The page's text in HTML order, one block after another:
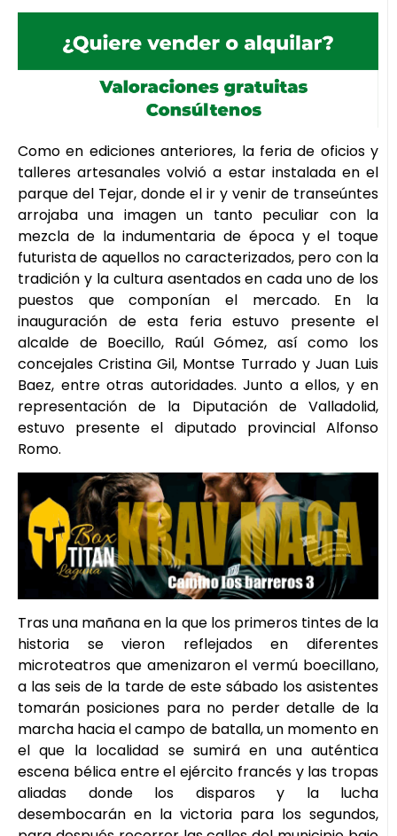
Como en ediciones anteriores, la feria de oficios y
talleres artesanales volvió a estar instalada en el
parque del Tejar, donde el ir y venir de transeúntes
arrojaba una imagen un tanto peculiar con la
mezcla de la indumentaria de época y el toque
futurista de aquellos no caracterizados, pero con la
tradición y la cultura asentados en cada uno de los
puestos que componían el mercado. En la
inauguración de esta feria estuvo presente el
alcalde de Boecillo, Raúl Gómez, así como los
concejales Cristina Gil, Montse Turrado y Juan Luis
Baez, entre otras autoridades. Junto a ellos, y en
representación de la Diputación de Valladolid,
estuvo presente el diputado provincial Alfonso
Romo.
Tras una mañana en la que los primeros tintes de la
historia se vieron reflejados en diferentes
microteatros que amenizaron el vermú boecillano,
a las seis de la tarde de este sábado los asistentes
tomarán posiciones para no perder detalle de la
marcha hacia el campo de batalla, un momento en
el que la localidad se sumirá en una auténtica
escena bélica entre el ejército francés y las tropas
aliadas donde los disparos y la lucha
desembocarán en la victoria para los segundos,